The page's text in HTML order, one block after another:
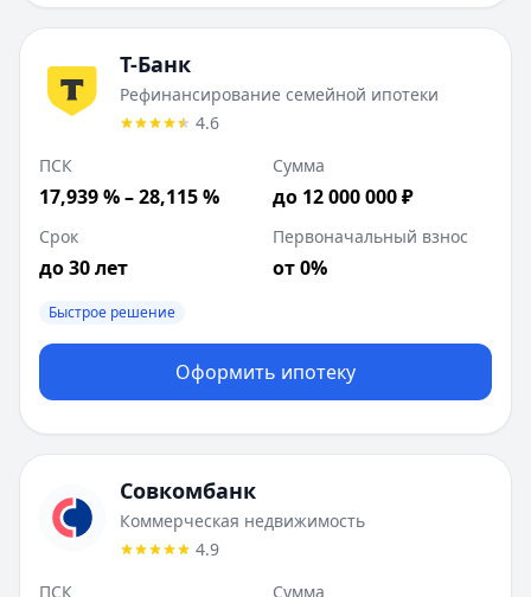
Т-Банк
Рефинансирование семейной ипотеки
4.6
ПСК
17,939 % – 28,115 %
Сумма
до 12 000 000 ₽
Срок
до 30 лет
Первоначальный взнос
от 0%
Быстрое решение
Оформить ипотеку
Совкомбанк
Коммерческая недвижимость
4.9
ПСК
Сумма